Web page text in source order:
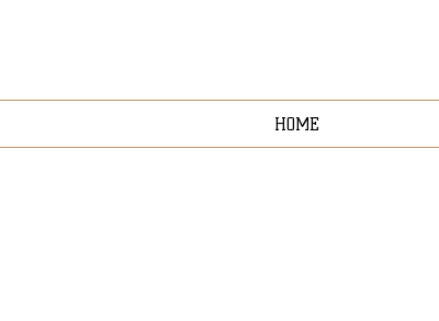
HOME